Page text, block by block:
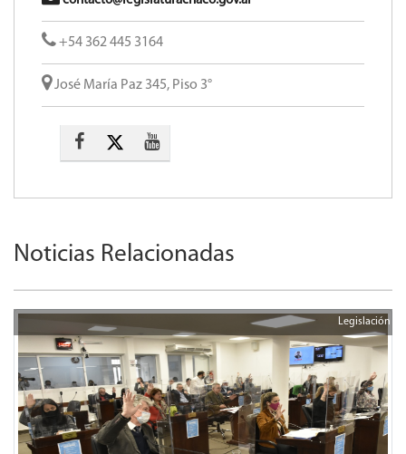
+54 362 445 3164
José María Paz 345, Piso 3°
Noticias Relacionadas
Legislación